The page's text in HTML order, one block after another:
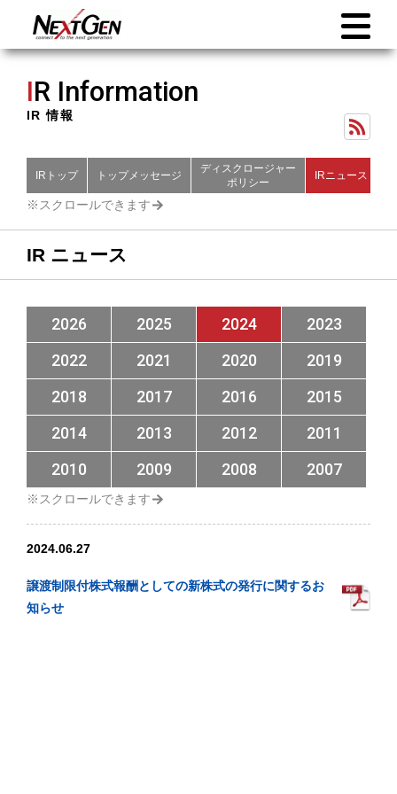
IR Information
IR 情報
IRトップ トップメッセージ
ディスクロージャー
ポリシー
IRニュース
IR ニュース
2026 2025 2024
2023
2022
2021 2020
2019
2018
2017 2016
2015
2014
2013 2012
2011
2010
2009 2008 2007
2024.06.27
譲渡制限付株式報酬としての新株式の発行に関するお
知らせ